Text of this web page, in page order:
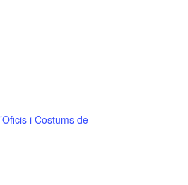
i Costums de